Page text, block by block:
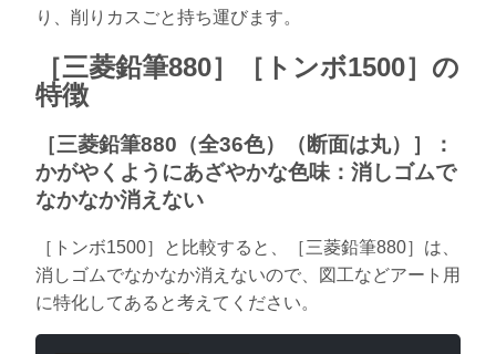
り、削りカスごと持ち運びます。
［三菱鉛筆880］［トンボ1500］の
特徴
［三菱鉛筆880（全36色）（断面は丸）］：
かがやくようにあざやかな色味：消しゴムで
なかなか消えない
［トンボ1500］と比較すると、［三菱鉛筆880］は、
消しゴムでなかなか消えないので、図工などアート用
に特化してあると考えてください。